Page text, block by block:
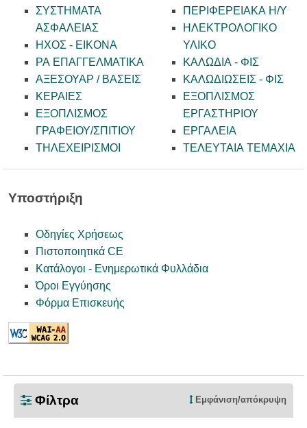
Εμφάνιση/απόκρυψη
Φίλτρα
ΣΥΣΤΗΜΑΤΑ
ΑΣΦΑΛΕΙΑΣ
ΗΧΟΣ - ΕΙΚΟΝΑ
PA ΕΠΑΓΓΕΛΜΑΤΙΚΑ
ΑΞΕΣΟΥΑΡ / ΒΑΣΕΙΣ
ΚΕΡΑΙΕΣ
ΕΞΟΠΛΙΣΜΟΣ
ΓΡΑΦΕΙΟΥ/ΣΠΙΤΙΟΥ
ΤΗΛΕΧΕΙΡΙΣΜΟΙ
ΠΕΡΙΦΕΡΕΙΑΚΑ Η/Υ
ΗΛΕΚΤΡΟΛΟΓΙΚΟ
ΥΛΙΚΟ
ΚΑΛΩΔΙΑ - ΦΙΣ
ΚΑΛΩΔΙΩΣΕΙΣ - ΦΙΣ
ΕΞΟΠΛΙΣΜΟΣ
ΕΡΓΑΣΤΗΡΙΟΥ
ΕΡΓΑΛΕΙΑ
ΤΕΛΕΥΤΑΙΑ ΤΕΜΑΧΙΑ
Υποστήριξη
Οδηγίες Χρήσεως
Πιστοποιητικά CE
Κατάλογοι - Ενημερωτικά Φυλλάδια
Όροι Εγγύησης
Φόρμα Επισκευής
TELE.gr © 2021 | All Rights Reserved